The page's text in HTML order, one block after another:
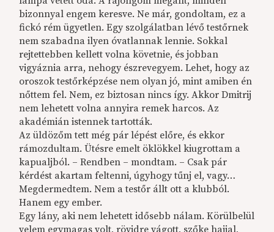
bizonnyal engem keresve. Ne már, gondoltam, ez a
fickó rém ügyetlen. Egy szolgálatban lévő testőrnek
nem szabadna ilyen óvatlannak lennie. Sokkal
rejtettebben kellett volna követnie, és jobban
vigyáznia arra, nehogy észrevegyem. Lehet, hogy az
oroszok testőrképzése nem olyan jó, mint amiben én
nőttem fel. Nem, ez biztosan nincs így. Akkor Dmitrij
nem lehetett volna annyira remek harcos. Az
akadémián istennek tartották.
Az üldözőm tett még pár lépést előre, és ekkor
rámozdultam. Ütésre emelt öklökkel kiugrottam a
kapualjból. – Rendben – mondtam. – Csak pár
kérdést akartam feltenni, úgyhogy tűnj el, vagy…
Megdermedtem. Nem a testőr állt ott a klubból.
Hanem egy ember.
Egy lány, aki nem lehetett idősebb nálam. Körülbelül